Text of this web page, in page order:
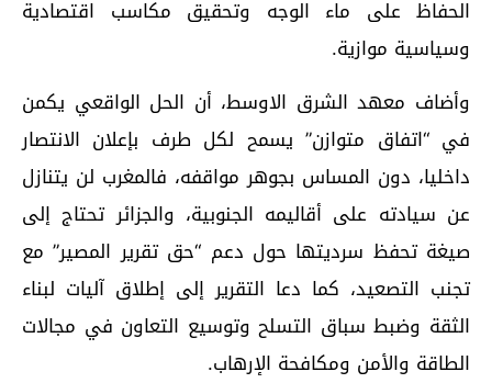
الحفاظ على ماء الوجه وتحقيق مكاسب اقتصادية
وسياسية موازية.
وأضاف معهد الشرق الاوسط، أن الحل الواقعي يكمن
في “اتفاق متوازن” يسمح لكل طرف بإعلان الانتصار
داخليا، دون المساس بجوهر مواقفه، فالمغرب لن يتنازل
عن سيادته على أقاليمه الجنوبية، والجزائر تحتاج إلى
صيغة تحفظ سرديتها حول دعم “حق تقرير المصير” مع
تجنب التصعيد، كما دعا التقرير إلى إطلاق آليات لبناء
الثقة وضبط سباق التسلح وتوسيع التعاون في مجالات
الطاقة والأمن ومكافحة الإرهاب.